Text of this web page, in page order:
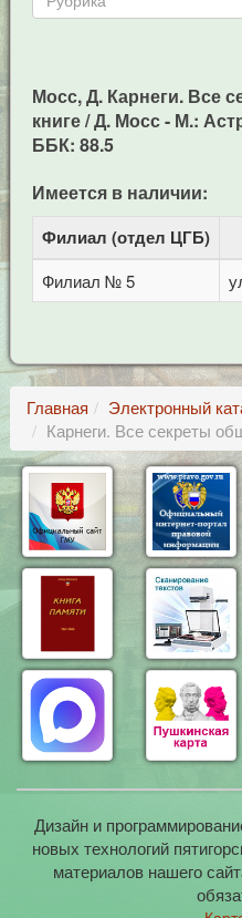
Мосс, Д. Карнеги. Все
книге / Д. Мосс - М.:
ББК: 88.5
Имеется в наличии:
Филиал (отдел ЦГБ)
Филиал № 5
Главная
Электронный
Карнеги. Все секреты
Дизайн и
новых технологий
материалов нашего